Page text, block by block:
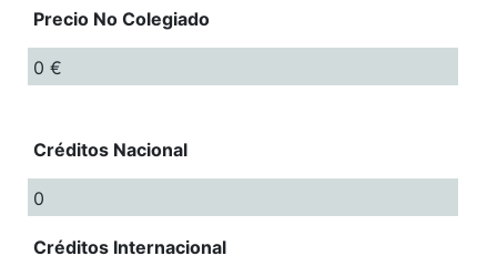
Precio No Colegiado
0 €
Créditos Nacional
0
Créditos Internacional